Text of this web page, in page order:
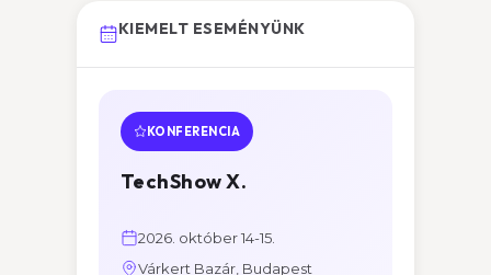
KIEMELT ESEMÉNYÜNK
KONFERENCIA
TechShow X.
2026. október 14-15.
Várkert Bazár, Budapest